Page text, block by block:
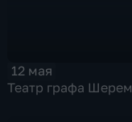
12 мая
Театр графа